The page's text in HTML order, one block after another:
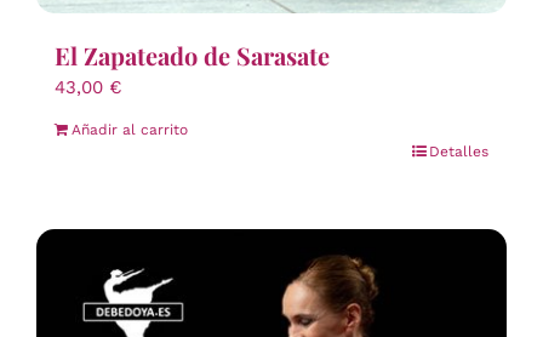
El Zapateado de Sarasate
43,00 €
Añadir al carrito
Detalles